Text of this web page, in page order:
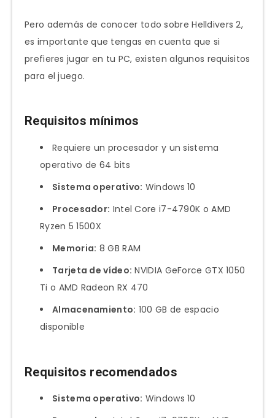
Pero además de conocer todo sobre Helldivers 2,
es importante que tengas en cuenta que si
prefieres jugar en tu PC, existen algunos requisitos
para el juego.
Requisitos mínimos
Requiere un procesador y un sistema
operativo de 64 bits
Sistema operativo: Windows 10
Procesador: Intel Core i7-4790K o AMD
Ryzen 5 1500X
Memoria: 8 GB RAM
Tarjeta de vídeo: NVIDIA GeForce GTX 1050
Ti o AMD Radeon RX 470
Almacenamiento: 100 GB de espacio
disponible
Requisitos recomendados
Sistema operativo: Windows 10